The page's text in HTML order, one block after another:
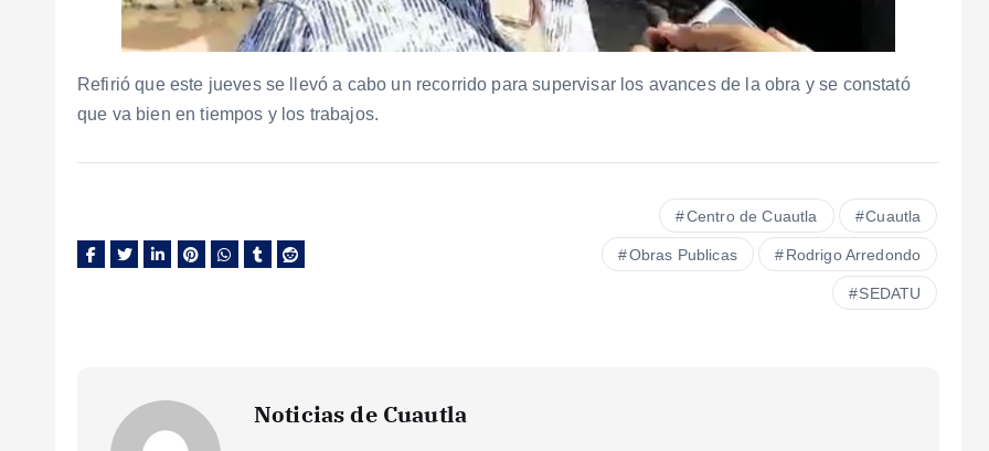
Refirió que este jueves se llevó a cabo un recorrido para supervisar los avances de la obra y se constató
que va bien en tiempos y los trabajos.
Centro de Cuautla Cuautla
Obras Publicas Rodrigo Arredondo
SEDATU
Noticias de Cuautla